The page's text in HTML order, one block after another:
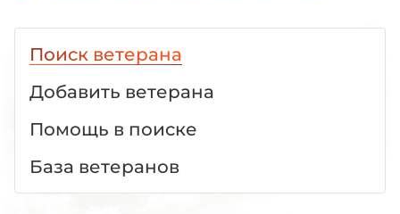
Поиск ветерана
Добавить ветерана
Помощь в поиске
База ветеранов